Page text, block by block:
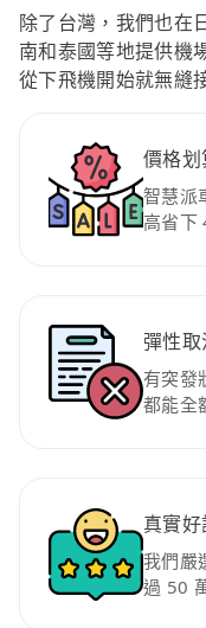
除了台灣，我們也在
南和泰國等地提供機
從下飛機開始就無縫
價格
智慧派
高省下
彈性
有突發
都能全
真實
我們嚴
過 50